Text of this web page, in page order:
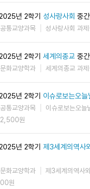
년 2학기 성사랑사회 중
공통교양과목 성사랑사회 과
년 2학기 세계의종교 중
문화교양학과 세계의종교 과
년 2학기 이슈로보는오늘
공통교양과목 이슈로보는오
2,500원
년 2학기 제3세계의역사
문화교양학과 제3세계의역사
00원